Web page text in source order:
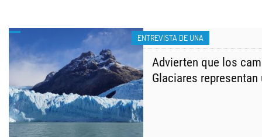
ENTREVISTA DE UNA
Advierten que los
Glaciares